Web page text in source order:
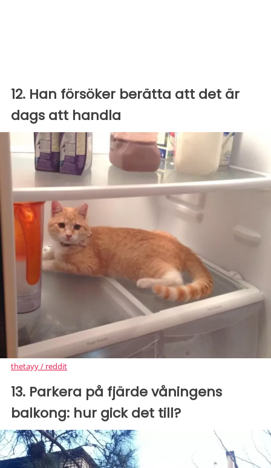
12. Han försöker berätta att det är
dags att handla
thetayy / reddit
13. Parkera på fjärde våningens
balkong: hur gick det till?